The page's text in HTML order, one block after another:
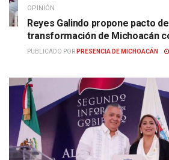
OPINIÓN
Reyes Galindo propone pacto
transformación de Michoacán
PUBLICADO POR PRESENCIA DE MICHOACÁN